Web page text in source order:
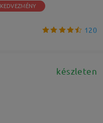
120
készleten